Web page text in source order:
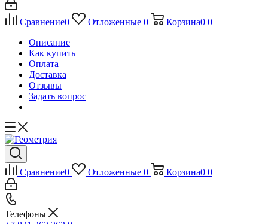
Сравнение0 Отложенные 0 Корзина0 0
Описание
Как купить
Оплата
Доставка
Отзывы
Задать вопрос
Сравнение0 Отложенные 0 Корзина0 0
Телефоны